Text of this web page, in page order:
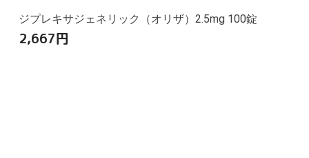
ジプレキサジェネリック（オリザ）2.5mg 100錠
2,667円